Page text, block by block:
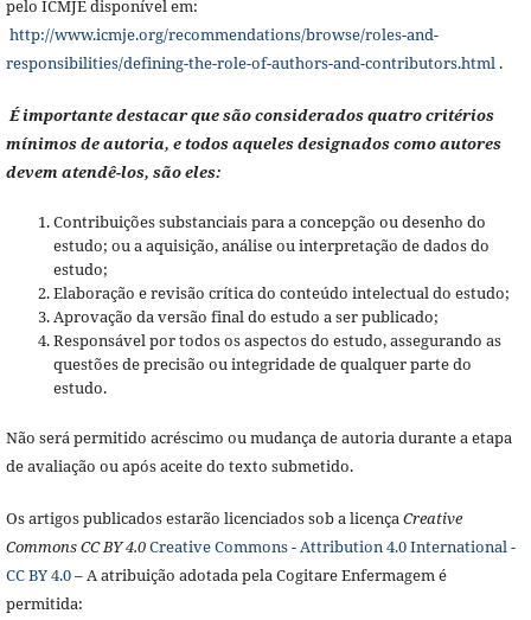
pelo ICMJE disponível em:
http://www.icmje.org/recommendations/browse/roles-and-
responsibilities/defining-the-role-of-authors-and-contributors.html.
É importante destacar que são considerados quatro critérios
mínimos de autoria, e todos aqueles designados como autores
devem atendê-los, são eles:
Contribuições substanciais para a concepção ou desenho do
estudo; ou a aquisição, análise ou interpretação de dados do
estudo;
Elaboração e revisão crítica do conteúdo intelectual do estudo;
Aprovação da versão final do estudo a ser publicado;
Responsável por todos os aspectos do estudo, assegurando as
questões de precisão ou integridade de qualquer parte do
estudo.
Não será permitido acréscimo ou mudança de autoria durante a etapa
de avaliação ou após aceite do texto submetido.
Os artigos publicados estarão licenciados sob a licençaCreative
Commons CC BY 4.0Creative Commons - Attribution 4.0 International -
CC BY 4.0– A atribuição adotada pela Cogitare Enfermagem é
permitida: